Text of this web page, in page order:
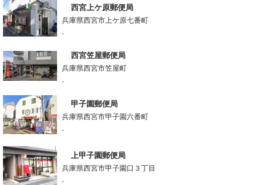
西宮上ケ原郵便局
兵庫県西宮市上ケ原七番町
-
西宮笠屋郵便局
兵庫県西宮市笠屋町
-
甲子園郵便局
兵庫県西宮市甲子園六番町
-
上甲子園郵便局
兵庫県西宮市甲子園口３丁目
-